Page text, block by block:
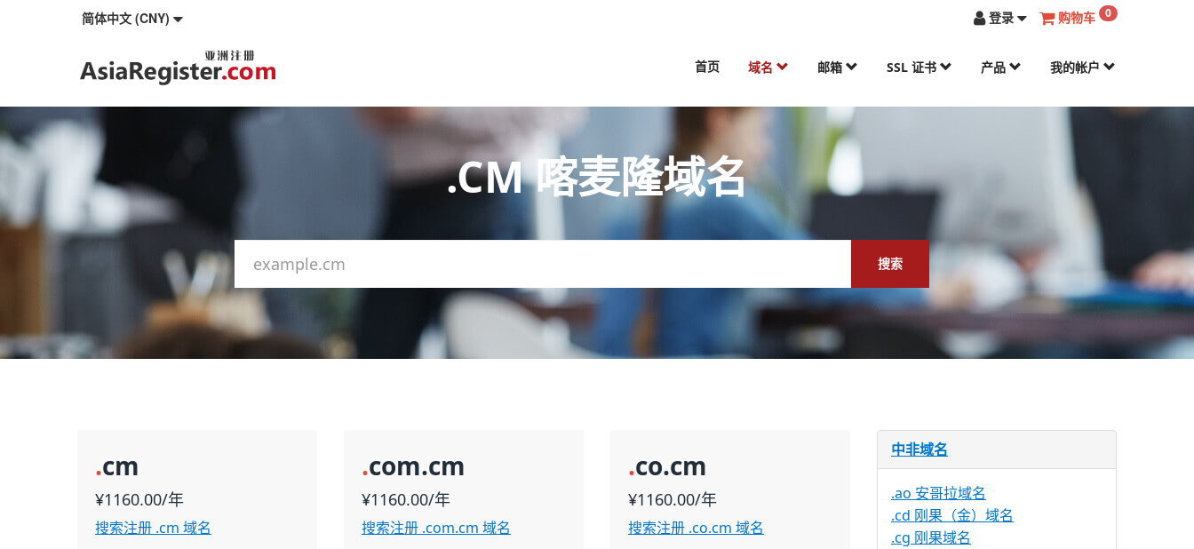
简体中文 (CNY) 登录 购物车 0
首页 域名 邮箱 SSL 证书 产品 我的帐户
.CM 喀麦隆域名
搜索
.cm
¥1160.00/年
搜索注册 .cm 域名
.com.cm
¥1160.00/年
搜索注册 .com.cm 域名
.co.cm
¥1160.00/年
搜索注册 .co.cm 域名
中非域名
.ao 安哥拉域名
.cd 刚果（金）域名
.cg 刚果域名